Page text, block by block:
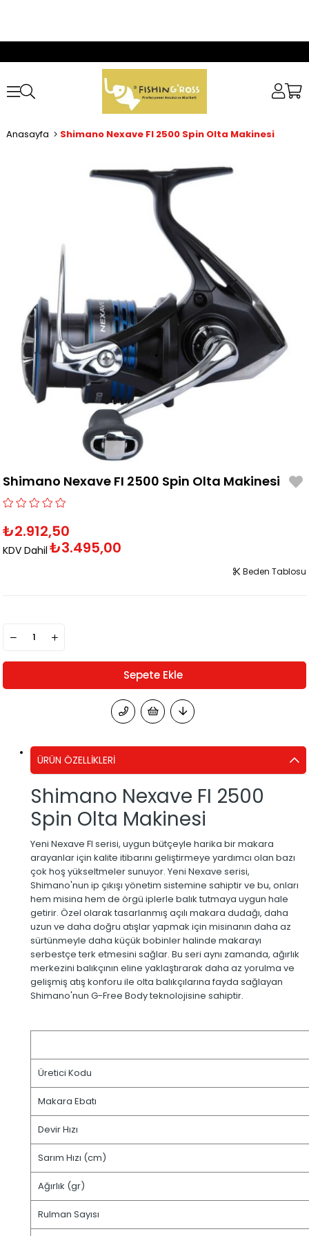
Anasayfa Shimano Nexave FI 2500 Spin Olta Makinesi
Shimano Nexave FI 2500 Spin Olta Makinesi
₺2.912,50
KDV Dahil ₺3.495,00
Beden Tablosu
ÜRÜN ÖZELLIKLERI
Shimano Nexave FI 2500
Spin Olta Makinesi
Yeni Nexave FI serisi, uygun bütçeyle harika bir makara
arayanlar için kalite itibarını geliştirmeye yardımcı olan bazı
çok hoş yükseltmeler sunuyor. Yeni Nexave serisi,
Shimano'nun ip çıkışı yönetim sistemine sahiptir ve bu, onları
hem misina hem de örgü iplerle balık tutmaya uygun hale
getirir. Özel olarak tasarlanmış açılı makara dudağı, daha
uzun ve daha doğru atışlar yapmak için misinanın daha az
sürtünmeyle daha küçük bobinler halinde makarayı
serbestçe terk etmesini sağlar. Bu seri aynı zamanda, ağırlık
merkezini balıkçının eline yaklaştırarak daha az yorulma ve
gelişmiş atış konforu ile olta balıkçılarına fayda sağlayan
Shimano'nun G-Free Body teknolojisine sahiptir.
Üretici Kodu
Makara Ebatı
Devir Hızı
Sarım Hızı (cm)
Ağırlık (gr)
Rulman Sayısı